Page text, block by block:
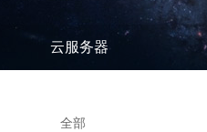
云服务器
全部